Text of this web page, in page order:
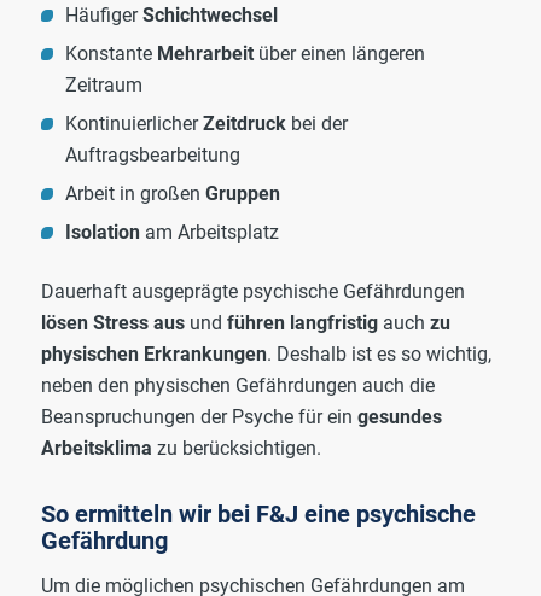
HäufigerSchichtwechsel
Konstante Mehrarbeitüber einen längeren
Zeitraum
KontinuierlicherZeitdruckbei der
Auftragsbearbeitung
Arbeit in großen Gruppen
Isolationam Arbeitsplatz
Dauerhaft ausgeprägte psychische Gefährdungen
lösen Stress ausund führen langfristigauch zu
physischen Erkrankungen. Deshalb ist es so wichtig,
neben den physischen Gefährdungen auch die
Beanspruchungen der Psyche für ein gesundes
Arbeitsklima zu berücksichtigen.
So ermitteln wir bei F&J eine psychische
Gefährdung
Um die möglichen psychischen Gefährdungen am